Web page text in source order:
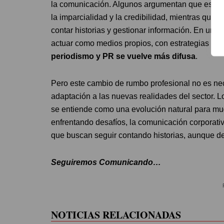
la comunicación. Algunos argumentan que este
la imparcialidad y la credibilidad, mientras que
contar historias y gestionar información. En un
actuar como medios propios, con estrategias de
periodismo y PR se vuelve más difusa.
Pero este cambio de rumbo profesional no es
adaptación a las nuevas realidades del sector.
se entiende como una evolución natural para
enfrentando desafíos, la comunicación
que buscan seguir contando historias, aunque
Seguiremos Comunicando…
NOTICIAS RELACIONADAS